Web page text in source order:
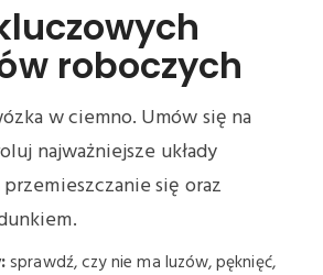
roboczych
w ciemno. Umów się na
najważniejsze układy
się oraz
sprawdź, czy nie ma luzów, pęknięć,